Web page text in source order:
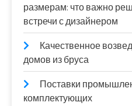
размерам: что важно
встречи с дизайнером
Качественное
домов из бруса
Поставки
комплектующих